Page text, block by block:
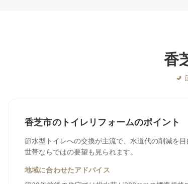
香
🚽
香芝市のトイレリフォームのポイント
節水型トイレへの交換が主流で、水道代の削減を
世帯ならではの要望も見られます。
地域に合わせたアドバイス